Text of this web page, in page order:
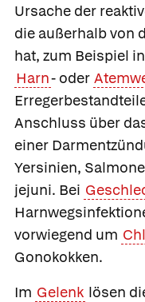
Ursache der
die außerhalb von
hat, zum Beispiel in
Harn- oder
Anschluss über
einer
Yersinien,
jejuni. Bei
vorwiegend um
Gonokokken.
Im Gelenk lösen